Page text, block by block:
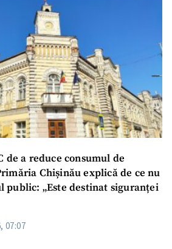
de a reduce consumul de
Chișinău explică de ce nu
public: „Este destinat siguranței
07:07